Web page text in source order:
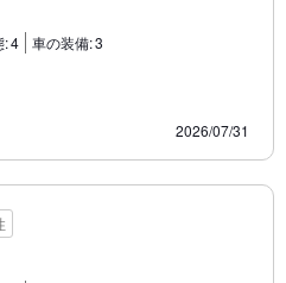
:4 車の装備:3
2026/07/31